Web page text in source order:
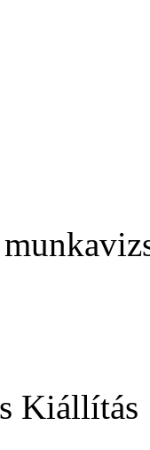
Kiállítás